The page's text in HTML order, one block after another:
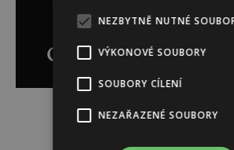
NEZBYTNĚ NUTNÉ
VÝKONOVÉ SOUBORY
SOUBORY CÍLENÍ
NEZAŘAZENÉ SOUBORY